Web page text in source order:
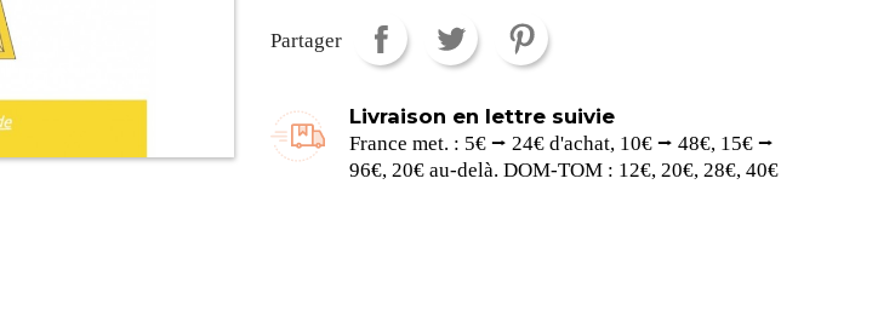
Partager
Livraison en lettre suivie
France met. : 5€ ⭢ 24€ d'achat, 10€ ⭢ 48€, 15€ ⭢
96€, 20€ au-delà. DOM-TOM : 12€, 20€, 28€, 40€